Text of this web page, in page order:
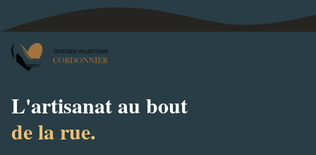
L'artisanat au bout
de la rue.